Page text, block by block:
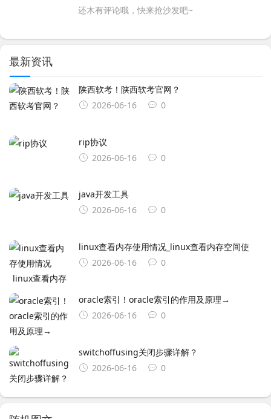
还木有评论哦，快来抢沙发吧~
最新资讯
陕西软考！陕西软考官网？
2026-06-16
0
rip协议
2026-06-16
0
java开发工具
2026-06-16
0
linux查看内存使用情况_linux查看内存空间使
2026-06-16
0
oracle索引！oracle索引的作用及原理→
2026-06-16
0
switchoffusing关闭步骤详解？
2026-06-16
0